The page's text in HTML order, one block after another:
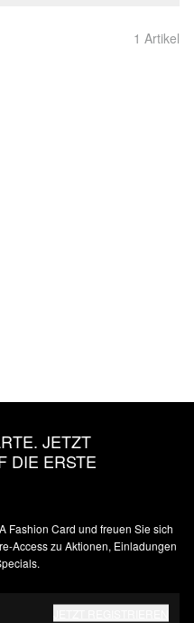
1 Artikel
JETZT
DIE ERSTE
Fashion Card und freuen Sie sich
Access zu Aktionen, Einladungen